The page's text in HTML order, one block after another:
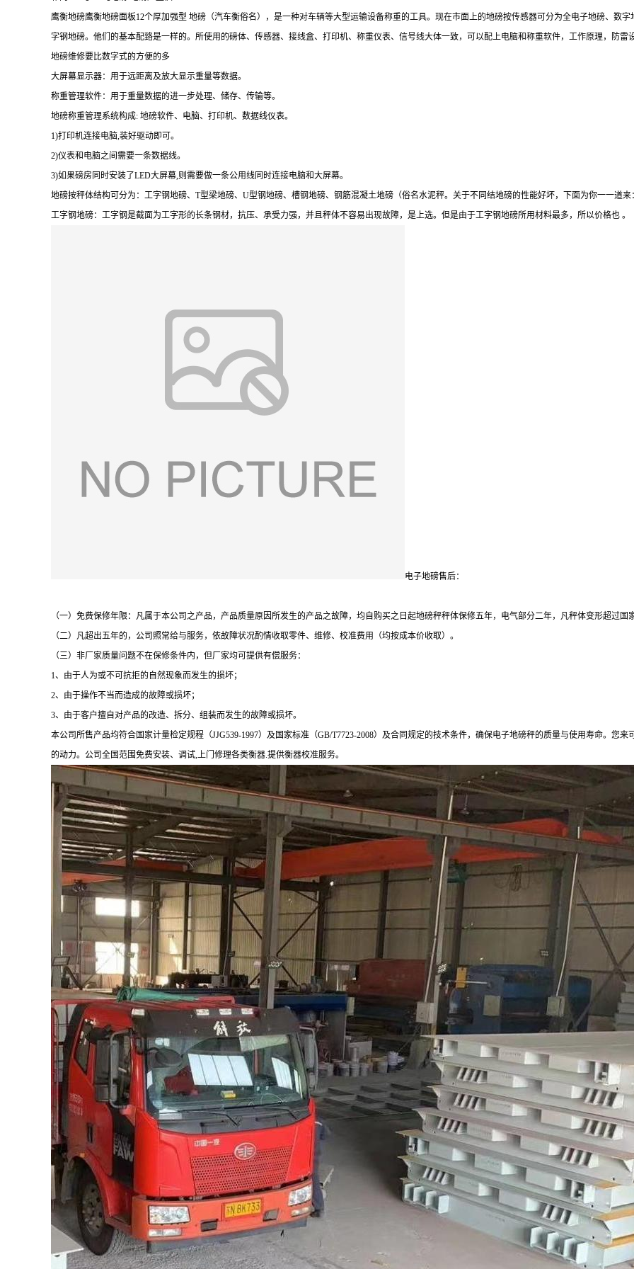
鹰衡地磅鹰衡地磅面板12个厚加强型 地磅（汽车衡俗名），是一种对车辆等大型运输设备称重的工具。现在市面上的地磅按传感器可分为全电子地磅、数
字钢地磅。他们的基本配臵是一样的。所使用的磅体、传感器、接线盒、打印机、称重仪表、信号线大体一致，可以配上电脑和称重软件，工作原理，防
地磅维修要比数字式的方便的多
大屏幕显示器：用于远距离及放大显示重量等数据。
称重管理软件：用于重量数据的进一步处理、储存、传输等。
地磅称重管理系统构成: 地磅软件、电脑、打印机、数据线仪表。
1)打印机连接电脑,装好驱动即可。
2)仪表和电脑之间需要一条数据线。
3)如果磅房同时安装了LED大屏幕,则需要做一条公用线同时连接电脑和大屏幕。
地磅按秤体结构可分为：工字钢地磅、 T型梁地磅、U型钢地磅、槽钢地磅、钢筋混凝土地磅（俗名水泥秤。关于不同结地磅的性能好坏，下面为你一一道来：
工字钢地磅：工字钢是截面为工字形的长条钢材，抗压、承受力强，并且秤体不容易出现故障，是上选。但是由于工字钢地磅所用材料最多，所以价格也 。
电子地磅售后：
（一）免费保修年限：凡属于本公司之产品，产品质量原因所发生的产品之故障，均自购买之日起地磅秤秤体保修五年，电气部分二年，凡秤体变形超过国
（二）凡超出五年的，公司照常给与服务，依故障状况酌情收取零件、维修、校准费用（均按成本价收取）。
（三）非厂家质量问题不在保修条件内，但厂家均可提供有偿服务：
1、由于人为或不可抗拒的自然现象而发生的损坏；
2、由于操作不当而造成的故障或损坏；
3、由于客户擅自对产品的改造、拆分、组装而发生的故障或损坏。
本公司所售产品均符合国家计量检定规程（JJG539-1997）及国家标准（GB/T7723-2008）及合同规定的技术条件，确保电子地磅秤的质量与使用寿命。您
的动力。公司全国范围免费安装、调试,上门修理各类衡器.提供衡器校准服务。